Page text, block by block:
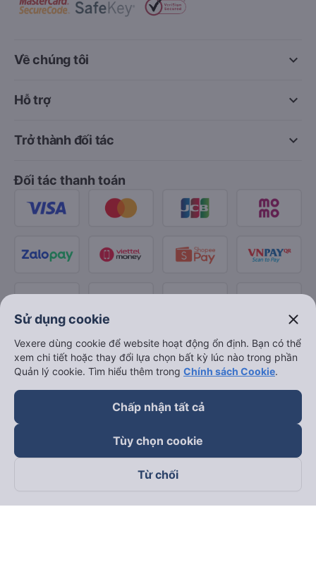
keyboard_arrow_down
Về chúng tôi
keyboard_arrow_down
Hỗ trợ
keyboard_arrow_down
Trở thành đối tác
Đối tác thanh toán
Theo dõi chúng tôi trên
Sử dụng cookie close
Vexere dùng cookie để website hoạt động ổn định. Bạn có thể
xem chi tiết hoặc thay đổi lựa chọn bất kỳ lúc nào trong phần
Quản lý cookie. Tìm hiểu thêm trong Chính sách Cookie.
Chấp nhận tất cả
Tùy chọn cookie
Từ chối